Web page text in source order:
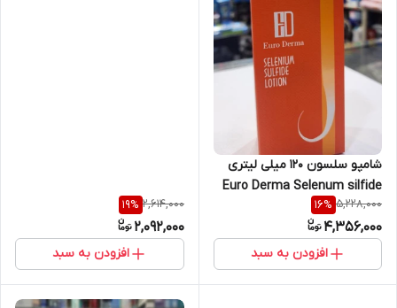
شامپو سلسون 120 میلی لیتری
Euro Derma Selenum silfide
lotion
5,228,000
16%
4,356,000
افزودن به سبد
2,614,000
19%
2,092,000
افزودن به سبد